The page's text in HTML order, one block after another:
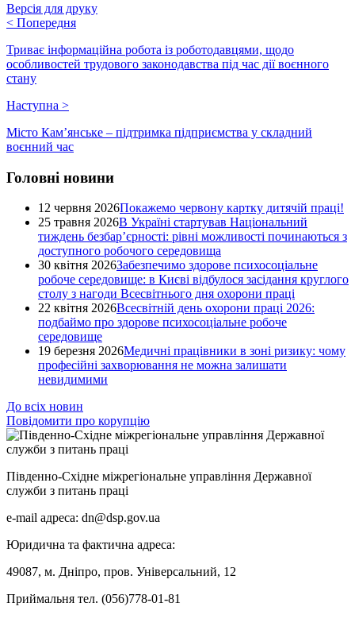
Версія для друку
< Попередня
Триває інформаційна робота із роботодавцями, щодо
особливостей трудового законодавства під час дії воєнного
стану
Наступна >
Місто Кам’янське – підтримка підприємства у складний
воєнний час
Головні новини
12 червня 2026Покажемо червону картку дитячій праці!
25 травня 2026В Україні стартував Національний
тиждень безбар’єрності: рівні можливості починаються з
доступного робочого середовища
30 квітня 2026Забезпечимо здорове психосоціальне
робоче середовище: в Києві відбулося засідання круглого
столу з нагоди Всесвітнього дня охорони праці
22 квітня 2026Всесвітній день охорони праці 2026:
подбаймо про здорове психосоціальне робоче
середовище
19 березня 2026Медичні працівники в зоні ризику: чому
професійні захворювання не можна залишати
невидимими
До всіх новин
Повідомити про корупцію
Південно-Східне міжрегіональне управління Державної
служби з питань праці
e-mail адреса: dn@dsp.gov.ua
Юридична та фактична адреса:
49087, м. Дніпро, пров. Універсальний, 12
Приймальня тел. (056)778-01-81